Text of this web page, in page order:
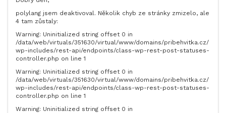
polylang jsem deaktivoval. Několik chyb ze stránky zmizelo, ale
4 tam zůstaly:
Warning: Uninitialized string offset 0 in
/data/web/virtuals/351630/virtual/www/domains/pribehvitka.cz/
wp-includes/rest-api/endpoints/class-wp-rest-post-statuses-
controller.php on line 1
Warning: Uninitialized string offset 0 in
/data/web/virtuals/351630/virtual/www/domains/pribehvitka.cz/
wp-includes/rest-api/endpoints/class-wp-rest-post-statuses-
controller.php on line 1
Warning: Uninitialized string offset 0 in